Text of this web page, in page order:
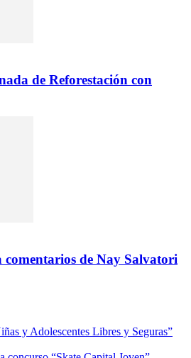
de Reforestación con
comentarios de Nay Salvatori
y Adolescentes Libres y Seguras”